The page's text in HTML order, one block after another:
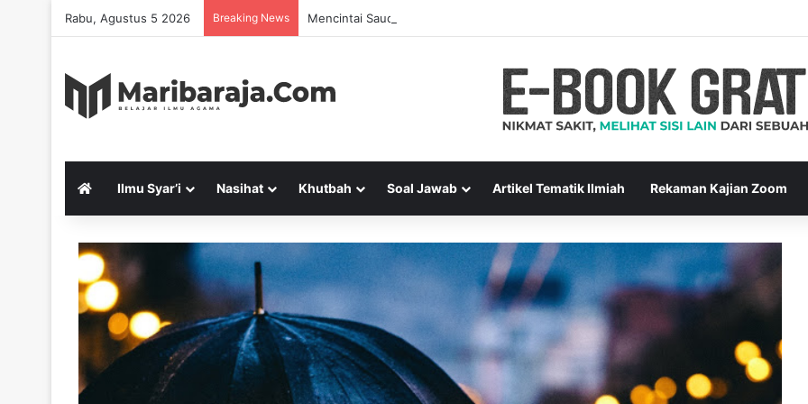
Rabu, Agustus 5 2026 Breaking News Mencintai Saudara Muslim Adalah Bukti Keimanan – Hadits Ke-13 Arbain Nawawi
Ilmu Syar’i Nasihat Khutbah Soal Jawab Artikel Tematik Ilmiah Rekaman Kajian Zoom